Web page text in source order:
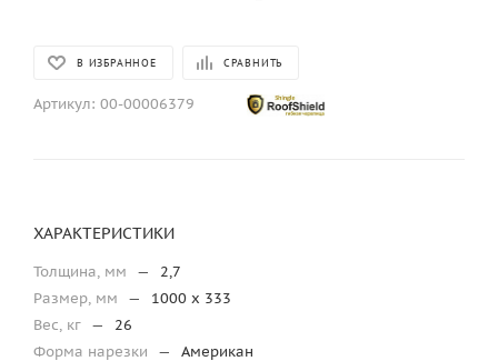
В ИЗБРАННОЕ СРАВНИТЬ
Артикул: 00-00006379
ХАРАКТЕРИСТИКИ
Толщина, мм —
2,7
Размер, мм
—
1000 х 333
Вес, кг —
26
Форма нарезки
—
Американ